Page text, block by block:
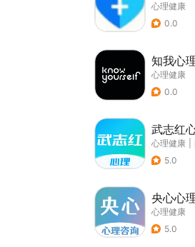
心理健康
0.0
知我心
心理健康
0.0
武志红
心理健康
5.0
央心心
心理健康
5.0